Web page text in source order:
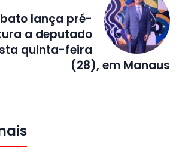
lança pré-
a deputado
quinta-feira
(28), em Manaus